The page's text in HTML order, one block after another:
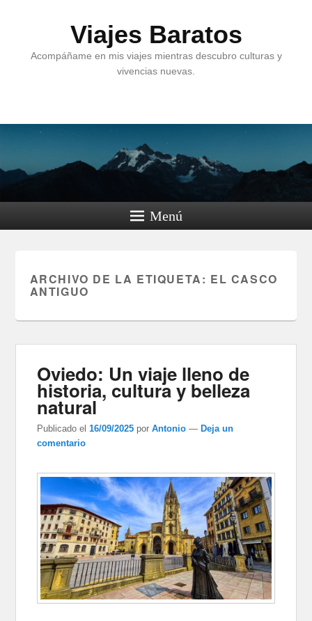
Viajes Baratos
Acompáñame en mis viajes mientras descubro culturas y
vivencias nuevas.
Menú
ARCHIVO DE LA ETIQUETA: EL CASCO
ANTIGUO
Oviedo: Un viaje lleno de
historia, cultura y belleza
natural
Publicado el 16/09/2025 porAntonio — Deja un
comentario